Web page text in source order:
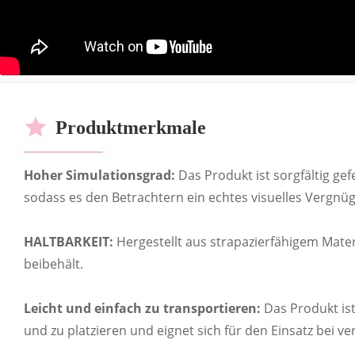
Produktmerkmale
Hoher Simulationsgrad: Das Produkt ist sorgfältig
sodass es den Betrachtern ein echtes visuelles
HALTBARKEIT: Hergestellt aus strapazierfähigem
beibehält.
Leicht und einfach zu transportieren: Das Produkt
und zu platzieren und eignet sich für den Einsatz bei
ODM
OEM
ANPASSBARE
Zahlreiche Geschäfte bieten die Möglichkeit,